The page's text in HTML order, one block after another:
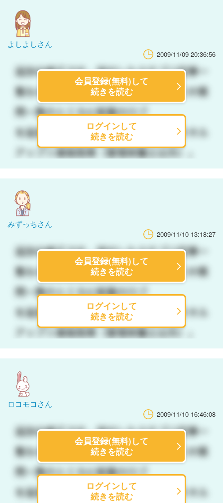
よしよしさん
2009/11/09 20:36:56
会員登録(無料)して
続きを読む
ログインして
続きを読む
みずっちさん
2009/11/10 13:18:27
会員登録(無料)して
続きを読む
ログインして
続きを読む
ロコモコさん
2009/11/10 16:46:08
会員登録(無料)して
続きを読む
ログインして
続きを読む